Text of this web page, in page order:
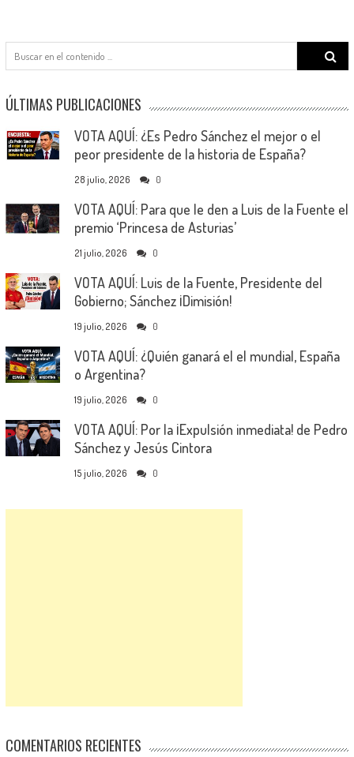
Search
for:
ÚLTIMAS PUBLICACIONES
VOTA AQUÍ: ¿Es Pedro Sánchez el mejor o el
peor presidente de la historia de España?
28 julio, 2026 0
VOTA AQUÍ: Para que le den a Luis de la Fuente el
premio ‘Princesa de Asturias’
21 julio, 2026 0
VOTA AQUÍ: Luis de la Fuente, Presidente del
Gobierno; Sánchez ¡Dimisión!
19 julio, 2026 0
VOTA AQUÍ: ¿Quién ganará el el mundial, España
o Argentina?
19 julio, 2026 0
VOTA AQUÍ: Por la ¡Expulsión inmediata! de Pedro
Sánchez y Jesús Cintora
15 julio, 2026 0
COMENTARIOS RECIENTES